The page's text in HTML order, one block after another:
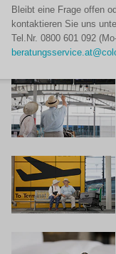
Bleibt eine Frage offen
kontaktieren Sie uns
Tel.Nr. 0800 601 092